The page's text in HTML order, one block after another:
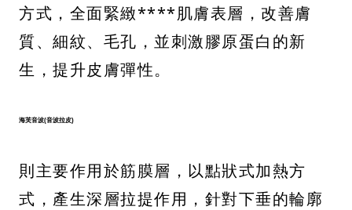
方式，全面緊緻****肌膚表層，改善膚
質、細紋、毛孔，並刺激膠原蛋白的新
生，提升皮膚彈性。
海芙音波(音波拉皮)
則主要作用於筋膜層，以點狀式加熱方
式，產生深層拉提作用，針對下垂的輪廓